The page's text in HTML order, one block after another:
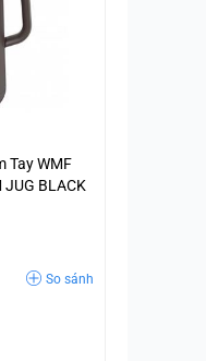
Tay WMF
JUG BLACK
So sánh